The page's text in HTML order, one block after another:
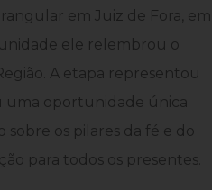
em Juiz de Fora, em
ele relembrou o
A etapa representou
uma oportunidade única
os pilares da fé e do
para todos os presentes.